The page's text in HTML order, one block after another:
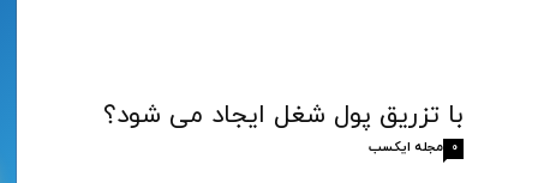
با تزریق پول شغل ایجاد می شود؟
مجله ایکسب 0